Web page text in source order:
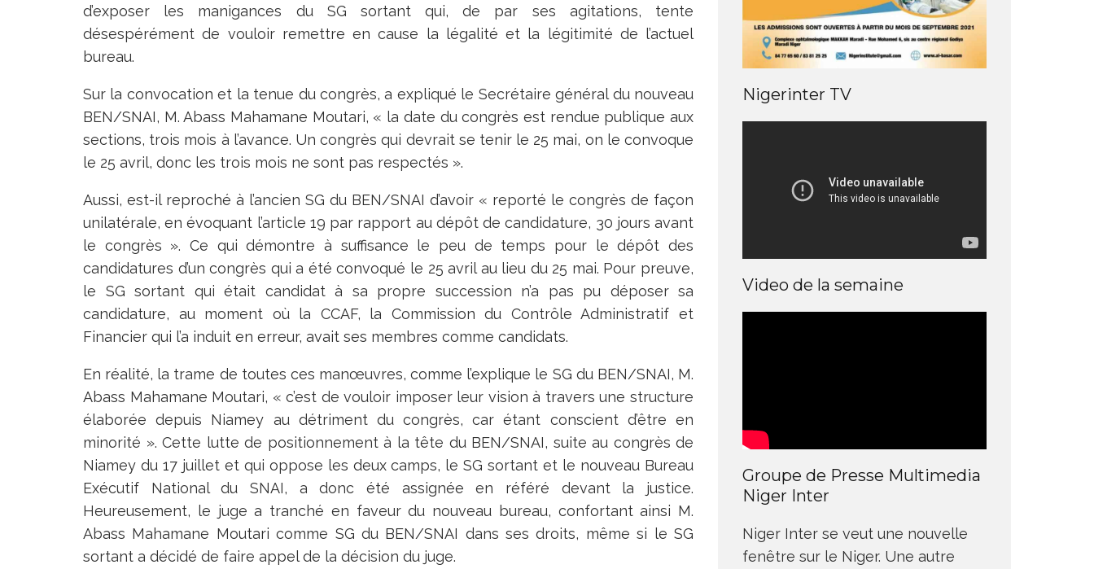
d’exposer les manigances du SG sortant qui, de par ses agitations, tente
désespérément de vouloir remettre en cause la légalité et la légitimité de l’actuel
bureau.
Sur la convocation et la tenue du congrès, a expliqué le Secrétaire général du nouveau
BEN/SNAI, M. Abass Mahamane Moutari, « la date du congrès est rendue publique aux
sections, trois mois à l’avance. Un congrès qui devrait se tenir le 25 mai, on le convoque
le 25 avril, donc les trois mois ne sont pas respectés ».
Aussi, est-il reproché à l’ancien SG du BEN/SNAI d’avoir « reporté le congrès de façon
unilatérale, en évoquant l’article 19 par rapport au dépôt de candidature, 30 jours avant
le congrès ». Ce qui démontre à suffisance le peu de temps pour le dépôt des
candidatures d’un congrès qui a été convoqué le 25 avril au lieu du 25 mai. Pour preuve,
le SG sortant qui était candidat à sa propre succession n’a pas pu déposer sa
candidature, au moment où la CCAF, la Commission du Contrôle Administratif et
Financier qui l’a induit en erreur, avait ses membres comme candidats.
En réalité, la trame de toutes ces manœuvres, comme l’explique le SG du BEN/SNAI, M.
Abass Mahamane Moutari, « c’est de vouloir imposer leur vision à travers une structure
élaborée depuis Niamey au détriment du congrès, car étant conscient d’être en
minorité ». Cette lutte de positionnement à la tête du BEN/SNAI, suite au congrès de
Niamey du 17 juillet et qui oppose les deux camps, le SG sortant et le nouveau Bureau
Exécutif National du SNAI, a donc été assignée en référé devant la justice.
Heureusement, le juge a tranché en faveur du nouveau bureau, confortant ainsi M.
Abass Mahamane Moutari comme SG du BEN/SNAI dans ses droits, même si le SG
sortant a décidé de faire appel de la décision du juge.
Nigerinter TV
Video de la semaine
Groupe de Presse Multimedia
Niger Inter
Niger Inter se veut une nouvelle
fenêtre sur le Niger. Une autre